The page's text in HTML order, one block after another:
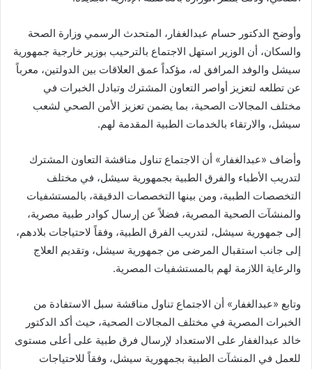
وأوضح الدكتور حسام عبدالغفار، المتحدث الرسمي وزارة الصحة
والسكان، أن الوزير استهل الاجتماع بالترحيب بوزير خارجية جمهورية
سيشل والوفد المرافق له، مؤكداً عمق العلاقات بين الدولتين، معرباً
عن تطلعه لتعزيز أواصر التعاون المشترك وتبادل الخبرات في
مختلف المجالات الصحية، بما يضمن تعزيز الأمن الصحي لشعب
سيشل، والارتقاء بالخدمات الطبية المقدمة لهم.
وأضاف «عبدالغفار» أن الاجتماع تناول مناقشة التعاون المشترك
لتدريب الأطباء والفرق الطبية بجمهورية سيشل، في مختلف
التخصصات الطبية، ومن بينها التخصصات الدقيقة، بالمستشفيات
والمنشآت الصحية المصرية، فضلاً عن إرسال كوادر طبية مصرية،
إلى جمهورية سيشل، لتدريب الفرق الطبية، وفقاً لاحتياجات بلادهم،
إلى جانب استقبال المرضى من جمهورية سيشل، وتقديم العلاج
والرعاية اللازمة لهم بالمستشفيات المصرية.
وتابع «عبدالغفار» أن الاجتماع تناول مناقشة سبل الاستفادة من
الخبرات المصرية في مختلف المجالات الصحية، حيث أكد الدكتور
خالد عبدالغفار على الاستعداد لإرسال فرق طبية على أعلى مستوى
للعمل في المنشآت الطبية بجمهورية سيشل، وفقاً للاحتياجات